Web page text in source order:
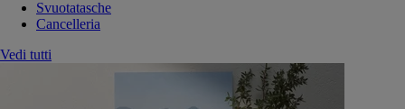
Svuotatasche
Cancelleria
Vedi tutti